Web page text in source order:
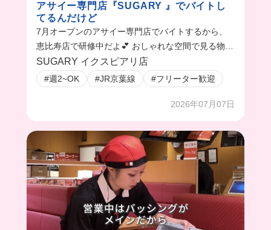
アサイー専門店『SUGARY 』でバイトし
てるんだけど
7月オープンのアサイー専門店でバイトするから、
恵比寿店で研修中だよ💕 おしゃれな空間で見る物全
て可愛くて癒される🥹
SUGARY イクスピアリ店
#週2~OK #JR京葉線 #フリーター歓迎
2026年07月07日